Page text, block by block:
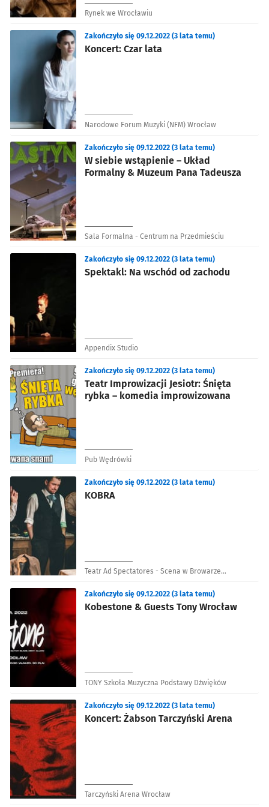
Rynek we Wrocławiu
Koncert: Czar lata
Zakończyło się 09.12.2022 (3 lata temu)
Narodowe Forum Muzyki (NFM) Wrocław
W siebie wstąpienie – Układ
Formalny & Muzeum Pana Tadeusza
Zakończyło się 09.12.2022 (3 lata temu)
Sala Formalna - Centrum na Przedmieściu
Spektakl: Na wschód od zachodu
Zakończyło się 09.12.2022 (3 lata temu)
Appendix Studio
Teatr Improwizacji Jesiotr: Śnięta
rybka – komedia improwizowana
Zakończyło się 09.12.2022 (3 lata temu)
Pub Wędrówki
KOBRA
Zakończyło się 09.12.2022 (3 lata temu)
Teatr Ad Spectatores - Scena w Browarze
Kobestone & Guests Tony Wrocław
Zakończyło się 09.12.2022 (3 lata temu)
TONY Szkoła Muzyczna Podstawy Dźwięków
Koncert: Żabson Tarczyński Arena
Zakończyło się 09.12.2022 (3 lata temu)
Tarczyński Arena Wrocław